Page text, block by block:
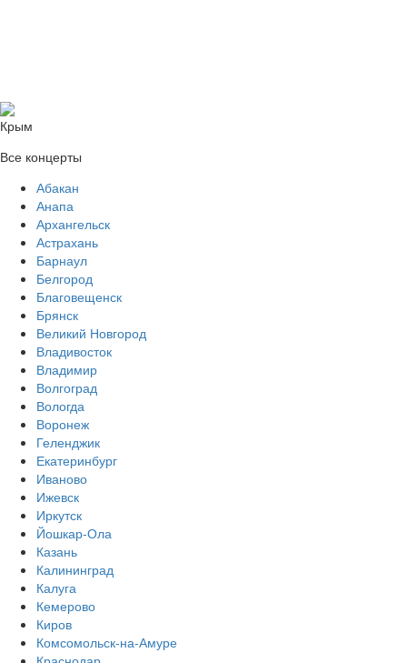
Крым
Все концерты
Абакан
Анапа
Архангельск
Астрахань
Барнаул
Белгород
Благовещенск
Брянск
Великий Новгород
Владивосток
Владимир
Волгоград
Вологда
Воронеж
Геленджик
Екатеринбург
Иваново
Ижевск
Иркутск
Йошкар-Ола
Казань
Калининград
Калуга
Кемерово
Киров
Комсомольск-на-Амуре